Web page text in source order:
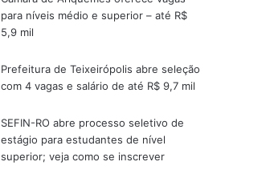
para níveis médio e superior – até R$
5,9 mil
Prefeitura de Teixeirópolis abre seleção
com 4 vagas e salário de até R$ 9,7 mil
SEFIN-RO abre processo seletivo de
estágio para estudantes de nível
superior; veja como se inscrever